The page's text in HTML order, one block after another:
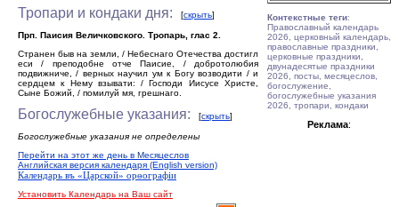
Тропари и кондаки дня: [скрыть]
Прп. Паисия Величковского. Тропарь, глас 2.
Странен быв на земли, / Небеснаго Отечества достигл
еси / преподобне отче Паисие, / добротолюбия
подвижниче, / верных научил ум к Богу возводити / и
сердцем к Нему взывати: / Господи Иисусе Христе,
Сыне Божий, / помилуй мя, грешнаго.
Богослужебные указания: [скрыть]
Богослужебные указания не определены
Перейти на этот же день в Месяцеслов
Английская версия календаря (English version)
Календарь въ «Царской» орѳографiи
Установить Календарь на Ваш сайт
Контекстные теги:
Православный календарь
2026, церковный календарь,
православные праздники,
церковные праздники,
двунадесятые праздники
2026, посты, месяцеслов,
богослужение,
богослужебные указания
2026, тропари, кондаки
Реклама: